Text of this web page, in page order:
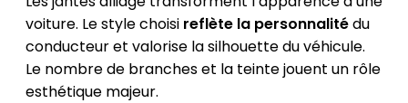
voiture. Le style choisi reflète la personnalitédu
conducteur et valorise la silhouette du véhicule.
Le nombre de branches et la teinte jouent un rôle
esthétique majeur.